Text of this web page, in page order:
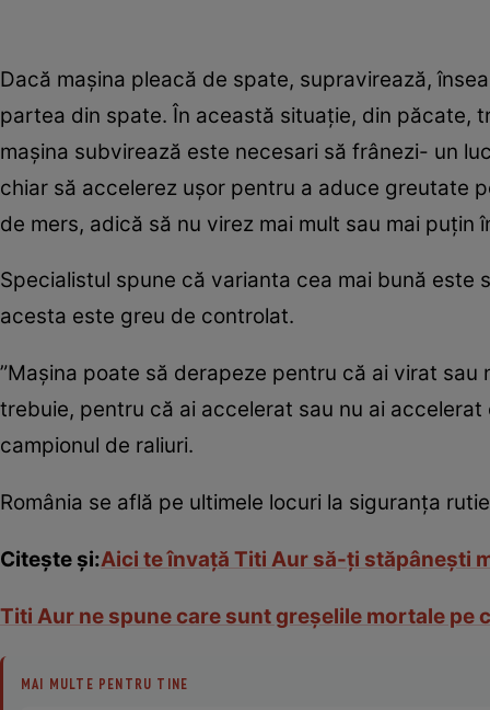
Dacă mașina pleacă de spate, supravirează,
partea din spate. În această situație, din păcate,
mașina subvirează este necesari să frânezi- un
chiar să accelerez ușor pentru a aduce greutate
de mers, adică să nu virez mai mult sau mai
Specialistul spune că varianta cea mai bună este
acesta este greu de controlat.
”Mașina poate să derapeze pentru că ai virat
trebuie, pentru că ai accelerat sau nu ai
campionul de raliuri.
România se află pe ultimele locuri la siguranța
Citește și:Aici te învaţă Titi Aur să-ţi stăpâneşti
Titi Aur ne spune care sunt greșelile mortale pe
MAI MULTE PENTRU TINE